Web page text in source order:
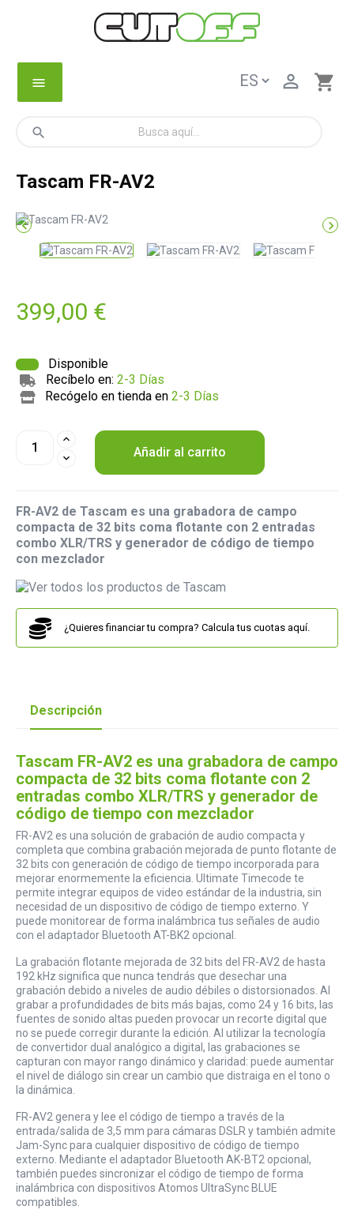
menu shopping_cart

search
Tascam FR-AV2
 
399,00 €
Disponible
Recíbelo en:2-3 Días
Recógelo en tienda en2-3 Días
Añadir al carrito
FR-AV2 de Tascam es una grabadora de campo
compacta de 32 bits coma flotante con 2 entradas
combo XLR/TRS y generador de código de tiempo
con mezclador
¿Quieres financiar tu compra? Calcula tus cuotas aquí.
Descripción
Tascam FR-AV2 es una grabadora de campo
compacta de 32 bits coma flotante con 2
entradas combo XLR/TRS y generador de
código de tiempo con mezclador
FR-AV2 es una solución de grabación de audio compacta y
completa que combina grabación mejorada de punto flotante de
32 bits con generación de código de tiempo incorporada para
mejorar enormemente la eficiencia. Ultimate Timecode te
permite integrar equipos de video estándar de la industria, sin
necesidad de un dispositivo de código de tiempo externo. Y
puede monitorear de forma inalámbrica tus señales de audio
con el adaptador Bluetooth AT-BK2 opcional.
La grabación flotante mejorada de 32 bits del FR-AV2 de hasta
192 kHz significa que nunca tendrás que desechar una
grabación debido a niveles de audio débiles o distorsionados. Al
grabar a profundidades de bits más bajas, como 24 y 16 bits, las
fuentes de sonido altas pueden provocar un recorte digital que
no se puede corregir durante la edición. Al utilizar la tecnología
de convertidor dual analógico a digital, las grabaciones se
capturan con mayor rango dinámico y claridad: puede aumentar
el nivel de diálogo sin crear un cambio que distraiga en el tono o
la dinámica.
FR-AV2 genera y lee el código de tiempo a través de la
entrada/salida de 3,5 mm para cámaras DSLR y también admite
Jam-Sync para cualquier dispositivo de código de tiempo
externo. Mediante el adaptador Bluetooth AK-BT2 opcional,
también puedes sincronizar el código de tiempo de forma
inalámbrica con dispositivos Atomos UltraSync BLUE
compatibles.